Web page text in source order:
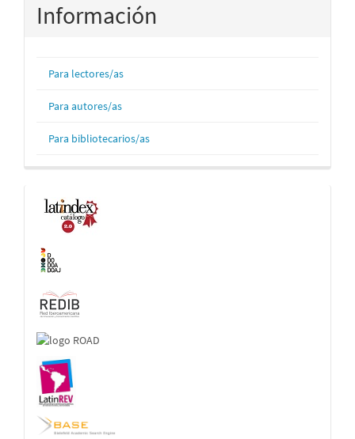
Información
Para lectores/as
Para autores/as
Para bibliotecarios/as
Indexaciones